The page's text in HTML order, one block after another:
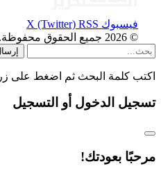
فيسبوك X (Twitter) RSS
© 2026 جميع الحقوق محفوظة.
إرسال
اكتب كلمة البحث ثم اضغط على زر
تسجيل الدخول أو التسجيل
مرحبًا بعودتك!